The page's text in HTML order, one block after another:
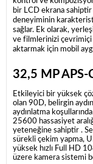
bir LCD ekrana
deneyiminin
sağlar. Ek olarak,
ve filmlerinizi çevrimiçi
aktarmak için mobil
32,5 MP APS-
Etkileyici bir yüksek
olan 90D, belirgin
aydınlatma
25600 hassasiyet
yeteneğine sahiptir .
sürekli çekim yapma,
yüksek hızlı Full HD
üzere kamera sistemi